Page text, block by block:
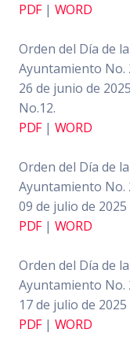
PDF| WORD
Orden del Día de
Ayuntamiento No.
26 de junio de
No.12.
PDF| WORD
Orden del Día de
Ayuntamiento No.
09 de julio de
PDF| WORD
Orden del Día de
Ayuntamiento No.
17 de julio de
PDF| WORD